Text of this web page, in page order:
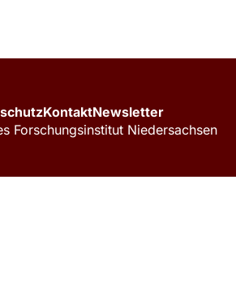
KontaktNewsletter
Forschungsinstitut Niedersachsen